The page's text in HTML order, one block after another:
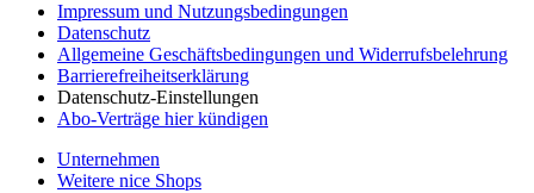
Impressum und Nutzungsbedingungen
Datenschutz
Allgemeine Geschäftsbedingungen und Widerrufsbelehrung
Barrierefreiheitserklärung
Datenschutz-Einstellungen
Abo-Verträge hier kündigen
Unternehmen
Weitere nice Shops